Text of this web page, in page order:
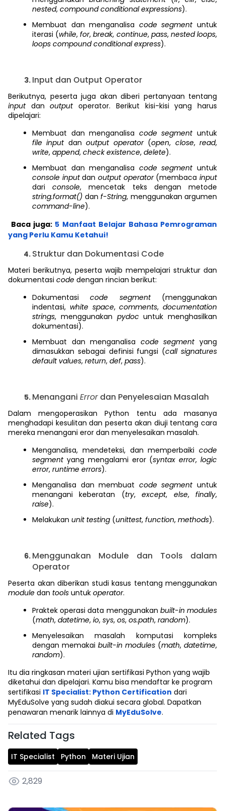
nested, compound conditional expressions).
Membuat dan menganalisa code segmentuntuk
iterasi (while,for,break, continue, pass, nested loops,
loops compound conditional express).
Input dan Output Operator
Berikutnya, peserta juga akan diberi pertanyaan tentang
input danoutputoperator. Berikut kisi-kisi yang harus
dipelajari:
Membuat dan menganalisa code segmentuntuk
file input danoutput operator (open, close,read,
write, append, check existence, delete).
Membuat dan menganalisa code segmentuntuk
console inputdanoutput operator (membacainput
dariconsole, mencetak teks dengan metode
string.format() dan f-String, menggunakan argumen
command-line).
Baca juga: 5 Manfaat Belajar Bahasa Pemrograman
yang Perlu Kamu Ketahui!
Struktur dan Dokumentasi Code
Materi berikutnya, peserta wajib mempelajari struktur dan
dokumentasi code dengan rincian berikut:
Dokumentasicode segment (menggunakan
indentasi, white space,comments, documentation
strings, menggunakan pydocuntuk menghasilkan
dokumentasi).
Membuat dan menganalisa code segmentyang
dimasukkan sebagai definisi fungsi (call signatures
default values, return, def, pass).
Menangani Errordan Penyelesaian Masalah
Dalam mengoperasikan Python tentu ada masanya
menghadapi kesulitan dan peserta akan diuji tentang cara
mereka menangani eror dan menyelesaikan masalah.
Menganalisa, mendeteksi, dan memperbaiki code
segment yang mengalami eror (syntax error,logic
error, runtime errors).
Menganalisa dan membuat code segmentuntuk
menangani keberatan (try,except, else,finally,
raise).
Melakukan unit testing (unittest, function, methods).
Menggunakan Module dan Tools dalam
Operator
Peserta akan diberikan studi kasus tentang menggunakan
module dan tools untuk operator.
Praktek operasi data menggunakan built-in modules
(math, datetime, io, sys, os, os.path, random).
Menyelesaikan masalah komputasi kompleks
dengan memakai built-in modules (math, datetime,
random).
Itu dia ringkasan materi ujian sertifikasi Python yang wajib
diketahui dan dipelajari. Kamu bisa mendaftar ke program
sertifikasi IT Specialist: Python Certification dari
MyEduSolve yang sudah diakui secara global. Dapatkan
penawaran menarik lainnya di MyEduSolve.
Related Tags
IT Specialist Python Materi Ujian
2,829